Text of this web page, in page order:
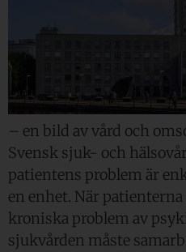
– en bild av vård och
Svensk sjuk- och
patientens problem är
en enhet. När
kroniska problem av
sjukvården måste